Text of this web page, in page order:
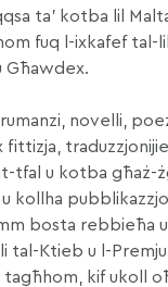
ta’ kotba lil
fuq l-ixkafef tal-
Għawdex.
novelli,
fittizja,
tfal u kotba għaż-
kollha
bosta rebbieħa
tal-Ktieb u l-
kif ukoll